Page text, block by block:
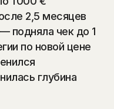
2,5 месяцев
подняла чек до 1
по новой цене
глубина